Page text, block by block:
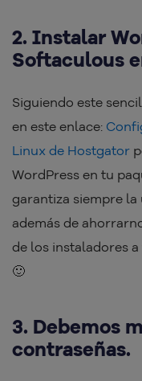
2. Instalar
Softaculous
Siguiendo este
en este enlace:
Linux de Hostgator
WordPress en tu
garantiza siempre la
además de
de los instaladores
🙂
3. Debemos
contraseñas.